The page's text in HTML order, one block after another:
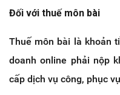
Đối với thuế môn bài
Thuế môn bài là khoản
doanh online phải nộp
cấp dịch vụ công, phục